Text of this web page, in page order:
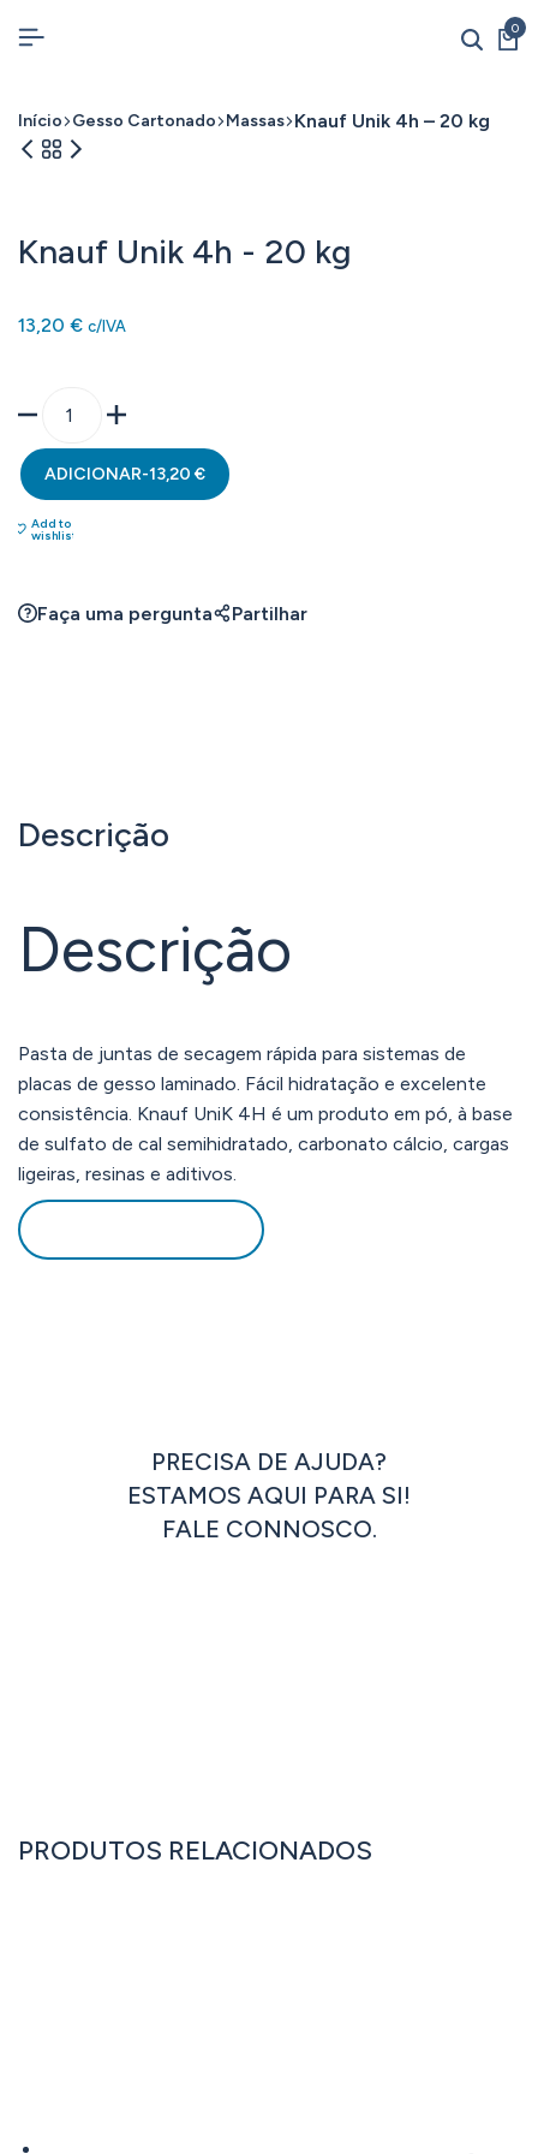
0
Início Gesso Cartonado Massas Knauf Unik 4h – 20 kg
Knauf Unik 4h - 20 kg
13,20 € c/IVA
ADICIONAR-13,20 €
Add to
wishlist
Faça uma pergunta Partilhar
Descrição
Descrição
Pasta de juntas de secagem rápida para sistemas de
placas de gesso laminado. Fácil hidratação e excelente
consistência. Knauf UniK 4H é um produto em pó, à base
de sulfato de cal semihidratado, carbonato cálcio, cargas
ligeiras, resinas e aditivos.
PRECISA DE AJUDA?
ESTAMOS AQUI PARA SI!
FALE CONNOSCO.
PRODUTOS RELACIONADOS